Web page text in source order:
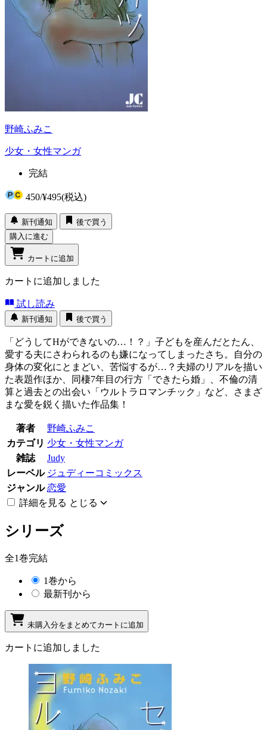
野崎ふみこ
少女・女性マンガ
完結
450/¥495(税込)
新刊通知
後で買う
購入に進む
カートに追加
カートに追加しました
試し読み
新刊通知 後で買う
「どうしてHができないの…！？」子どもを産んだとたん、
愛する夫にさわられるのも嫌になってしまったさち。自分の
身体の変化にとまどい、苦悩するが…？夫婦のリアルを描い
た表題作ほか、同棲7年目の行方「できたら婚」、不倫の清
算と過去との出会い「ウルトラロマンチック」など、さまざ
まな愛を鋭く描いた作品集！
著者
野崎ふみこ
カテゴリ 少女・女性マンガ
雑誌
Judy
レーベル ジュディーコミックス
ジャンル 恋愛
詳細を見る とじる
シリーズ
全1巻完結
1巻から
最新刊から
未購入分をまとめてカートに追加
カートに追加しました